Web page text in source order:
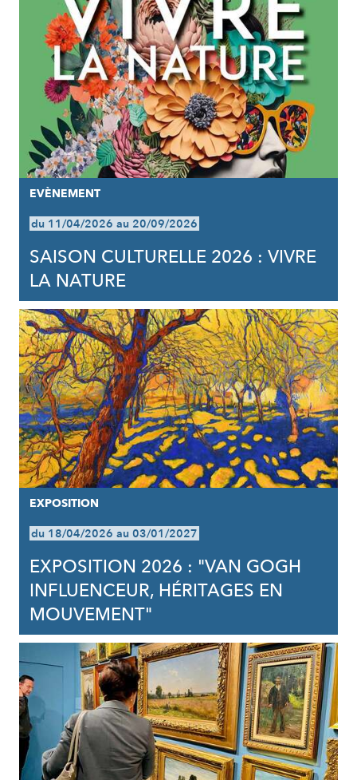
EVÈNEMENT
du 11/04/2026 au 20/09/2026
SAISON CULTURELLE 2026 : VIVRE
LA NATURE
EXPOSITION
du 18/04/2026 au 03/01/2027
EXPOSITION 2026 : "VAN GOGH
INFLUENCEUR, HÉRITAGES EN
MOUVEMENT"